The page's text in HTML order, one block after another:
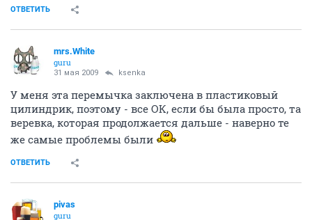
ОТВЕТИТЬ
mrs.White
guru
31 мая 2009 ksenka
У меня эта перемычка заключена в пластиковый
цилиндрик, поэтому - все ОК, если бы была просто, та
веревка, которая продолжается дальше - наверно те
же самые проблемы были
ОТВЕТИТЬ
pivas
guru